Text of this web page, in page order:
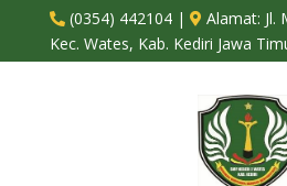
 (0354) 442104|  Alamat: Jl.
Kec. Wates, Kab. Kediri Jawa